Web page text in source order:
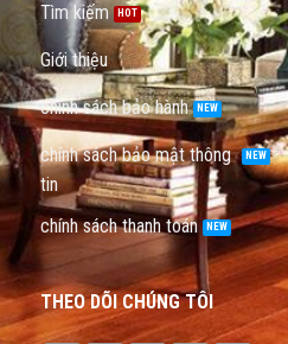
Tìm kiếm
Giới thiệu
chính sách bảo hành
chính sách bảo mật thông
tin
chính sách thanh toán
THEO DÕI CHÚNG TÔI